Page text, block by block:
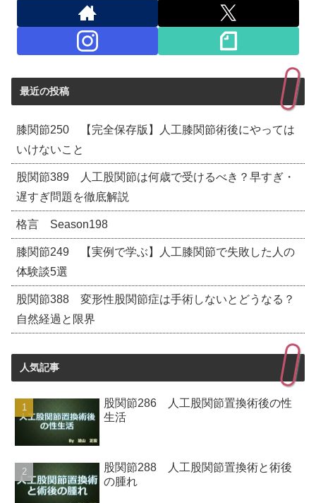
最近の投稿
膝関節250 【完全保存版】人工膝関節術後にやっては
いけないこと
股関節389 人工股関節は何歳で受けるべき？早すぎ・
遅すぎ問題を徹底解説
格言 Season198
膝関節249 【実例で学ぶ】人工膝関節で失敗した人の
体験談5選
股関節388 変形性股関節症は手術しないとどうなる？
自然経過と限界
人気記事
股関節286 人工股関節置換術後の性
生活
股関節288 人工股関節置換術と術後
の腫れ